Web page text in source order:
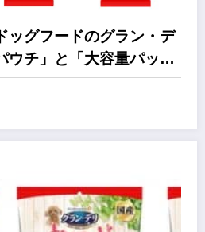
ッグフードのグラン・デ
ウチ」と「大容量パッ